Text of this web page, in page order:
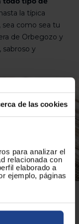
de las cookies
para analizar el
relacionada con
elaborado a
ejemplo, páginas
la típica
sea como sea tu
de Orbegozo y
y
de fácil